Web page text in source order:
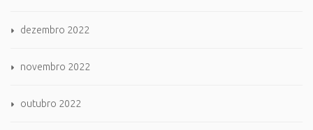
dezembro 2022
novembro 2022
outubro 2022